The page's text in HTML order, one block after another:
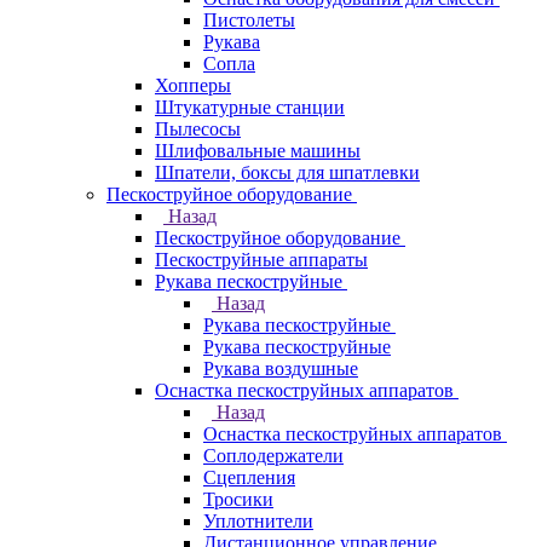
Пистолеты
Рукава
Сопла
Хопперы
Штукатурные станции
Пылесосы
Шлифовальные машины
Шпатели, боксы для шпатлевки
Пескоструйное оборудование
Назад
Пескоструйное оборудование
Пескоструйные аппараты
Рукава пескоструйные
Назад
Рукава пескоструйные
Рукава пескоструйные
Рукава воздушные
Оснастка пескоструйных аппаратов
Назад
Оснастка пескоструйных аппаратов
Соплодержатели
Сцепления
Тросики
Уплотнители
Дистанционное управление